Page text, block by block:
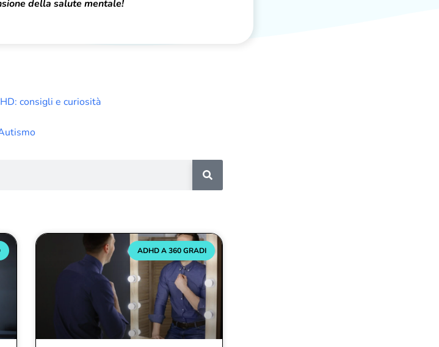
della salute mentale!
consigli e curiosità
ADHD A 360 GRADI